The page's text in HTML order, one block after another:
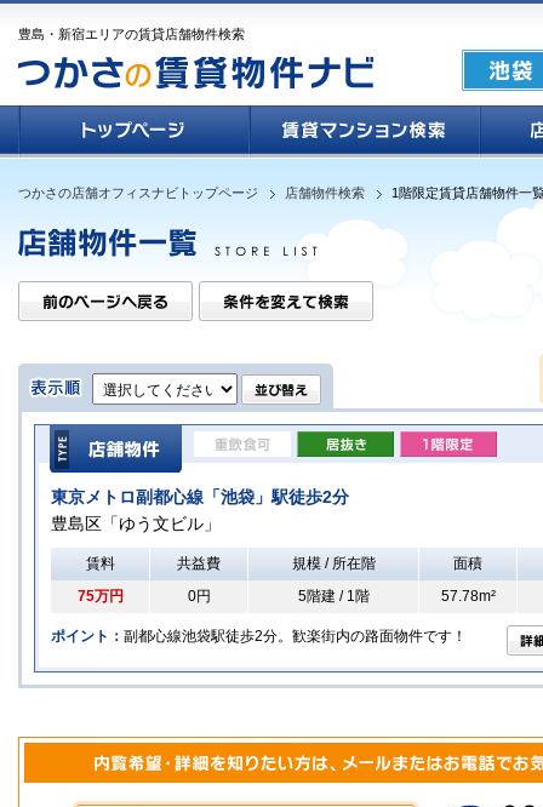
豊島・新宿エリアの賃貸店舗物件検索
つかさの店舗オフィスナビトップページ 店舗物件検索 1階限定賃貸店舗物件一
東京メトロ副都心線「池袋」駅徒歩2分
豊島区「ゆう文ビル」
賃料 共益費 規模 / 所在階
面積
75万円
0円 5階建 / 1階 57.78m²
ポイント： 副都心線池袋駅徒歩2分。歓楽街内の路面物件です！